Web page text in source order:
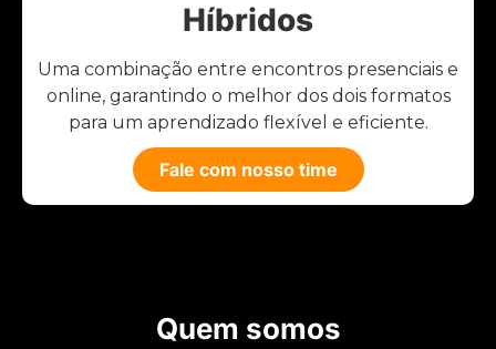
Híbridos
Uma combinação entre encontros presenciais e
online, garantindo o melhor dos dois formatos
para um aprendizado flexível e eficiente.
Fale com nosso time
Quem somos